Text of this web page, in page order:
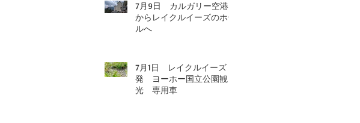
7月9日 カルガリー空港
からレイクルイーズのホテ
ルへ
7月1日 レイクルイーズ
発 ヨーホー国立公園観
光 専用車